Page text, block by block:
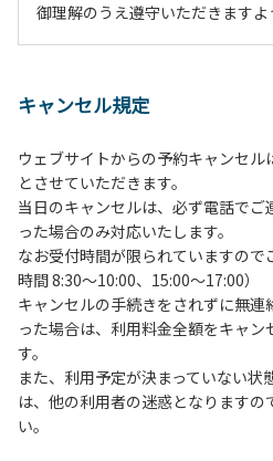
御理解のうえ遵守いただきますよ
２、中学生以下だけでの利用はで
３、テントサイト（多目的広場
予約いただいた方のみで、連泊の
基本的に、テント1張りにつき1
管理棟にてチェックインの手続き
時前にお越しの方は、午後3時に
続きを行ってください。午後5時
手続きを行ってください。
４、車両は、荷物の積み下ろし
ださい。
５、チェックアウトは、午前10
午後5時まで）です。チェックイ
方や使用人数が増えた場合は、必
キャンセル規定
ウェブサイトからの予約キャンセ
とさせていただきます。
当日のキャンセルは、必ず電話で
った場合のみ対応いたします。
なお受付時間が限られていますの
時間 8:30～10:00、15:00～17:00）
キャンセルの手続きをされずに無
った場合は、利用料金全額をキャン
す。
また、利用予定が決まっていない
は、他の利用者の迷惑となります
い。